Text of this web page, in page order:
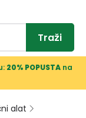
Traži
20% POPUSTAna
alat